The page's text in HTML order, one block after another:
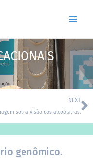
NEXT
sob a visão dos alcoólatras.
genômico.